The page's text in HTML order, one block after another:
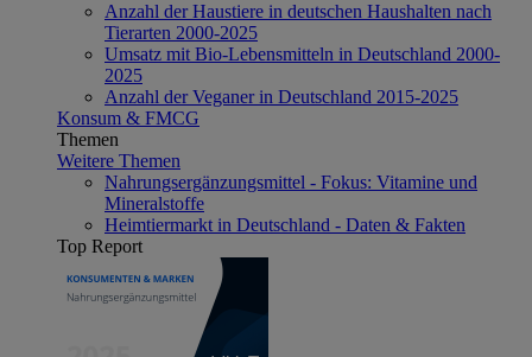
Anzahl der Haustiere in deutschen Haushalten nach
Tierarten 2000-2025
Umsatz mit Bio-Lebensmitteln in Deutschland 2000-
2025
Anzahl der Veganer in Deutschland 2015-2025
Konsum & FMCG
Themen
Weitere Themen
Nahrungsergänzungsmittel - Fokus: Vitamine und
Mineralstoffe
Heimtiermarkt in Deutschland - Daten & Fakten
Top Report